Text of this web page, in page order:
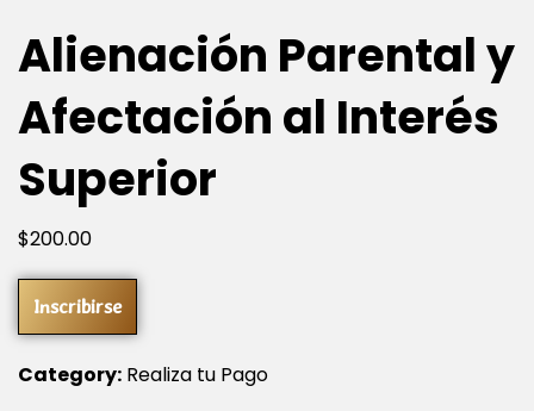
Alienación Parental y
Afectación al Interés
Superior
$200.00
Inscribirse
Category: Realiza tu Pago